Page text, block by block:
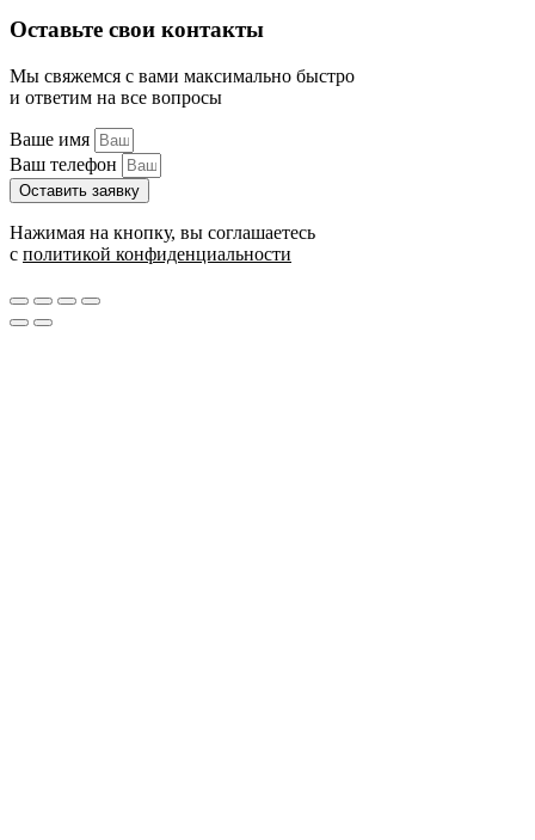
Оставьте свои контакты
Мы свяжемся с вами максимально быстро
и ответим на все вопросы
Ваше имя
Ваш телефон
Оставить заявку
Нажимая на кнопку, вы соглашаетесь
с политикой конфиденциальности